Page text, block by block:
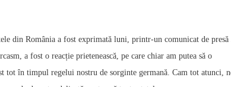
din România a fost exprimată luni, printr-un comunicat de presă
a fost o reacție prietenească, pe care chiar am putea să o
tot în timpul regelui nostru de sorginte germană. Cam tot atunci,